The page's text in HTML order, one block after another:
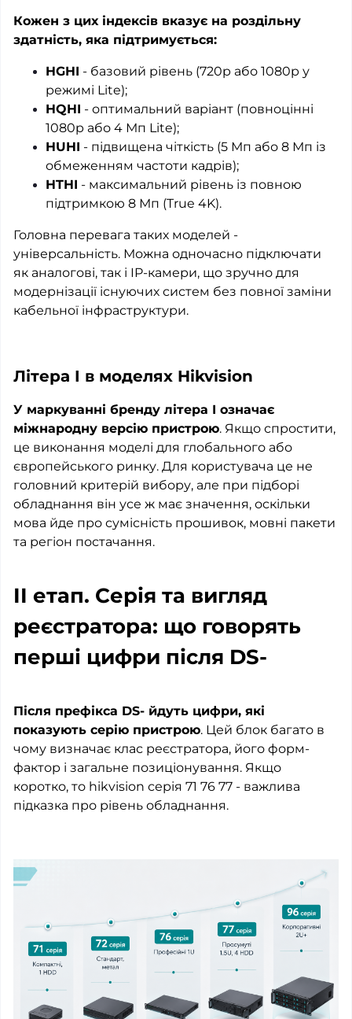
Кожен з цих індексів вказує на роздільну
здатність, яка підтримується:
HGHI - базовий рівень (720p або 1080p у
режимі Lite);
HQHI - оптимальний варіант (повноцінні
1080p або 4 Мп Lite);
HUHI - підвищена чіткість (5 Мп або 8 Мп із
обмеженням частоти кадрів);
HTHI - максимальний рівень із повною
підтримкою 8 Мп (True 4K).
Головна перевага таких моделей -
універсальність. Можна одночасно підключати
як аналогові, так і IP-камери, що зручно для
модернізації існуючих систем без повної заміни
кабельної інфраструктури.
Літера I в моделях Hikvision
У маркуванні бренду літера I означає
міжнародну версію пристрою. Якщо спростити,
це виконання моделі для глобального або
європейського ринку. Для користувача це не
головний критерій вибору, але при підборі
обладнання він усе ж має значення, оскільки
мова йде про сумісність прошивок, мовні пакети
та регіон постачання.
II етап. Серія та вигляд
реєстратора: що говорять
перші цифри після DS-
Після префікса DS- йдуть цифри, які
показують серію пристрою. Цей блок багато в
чому визначає клас реєстратора, його форм-
фактор і загальне позиціонування. Якщо
коротко, то hikvision серія 71 76 77 - важлива
підказка про рівень обладнання.